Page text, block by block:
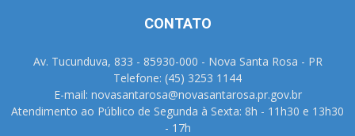
CONTATO
Av. Tucunduva, 833 - 85930-000 - Nova Santa Rosa - PR
Telefone: (45) 3253 1144
E-mail: novasantarosa@novasantarosa.pr.gov.br
Atendimento ao Público de Segunda à Sexta: 8h - 11h30 e 13h30
- 17h